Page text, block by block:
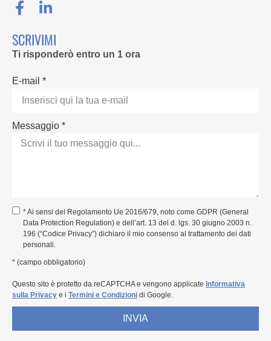
SCRIVIMI
Ti risponderò entro un 1 ora
E-mail *
Messaggio *
* Ai sensi del Regolamento Ue 2016/679, noto come GDPR (General
Data Protection Regulation) e dell’art. 13 del d. lgs. 30 giugno 2003 n.
196 (“Codice Privacy”) dichiaro il mio consenso al trattamento dei dati
personali.
* (campo obbligatorio)
Questo sito è protetto da reCAPTCHA e vengono applicate Informativa
sulla Privacy e i Termini e Condizioni di Google.
INVIA